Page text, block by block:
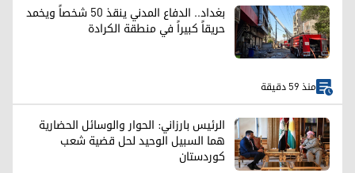
بغداد.. الدفاع المدني ينقذ 50 شخصاً ويخمد
حريقاً كبيراً في منطقة الكرادة
منذ 59 دقيقة
الرئيس بارزاني: الحوار والوسائل الحضارية
هما السبيل الوحيد لحل قضية شعب
كوردستان